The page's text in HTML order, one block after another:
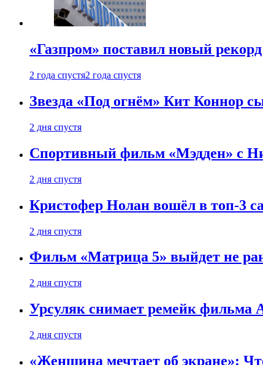
«Газпром» поставил новый
2 года спустя2 года спустя
Звезда «Под огнём» Кит Коннор
2 дня спустя
Спортивный фильм «Мэдден» с
2 дня спустя
Кристофер Нолан вошёл в топ-3
2 дня спустя
Фильм «Матрица 5» выйдет не
2 дня спустя
Урсуляк снимает ремейк фильма
2 дня спустя
«Женщина мечтает об экране»: